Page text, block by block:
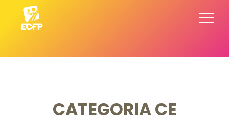
CATEGORIA CE